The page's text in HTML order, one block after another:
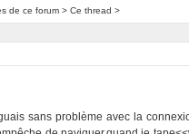
de ce forum> Ce thread >
sans problème avec la